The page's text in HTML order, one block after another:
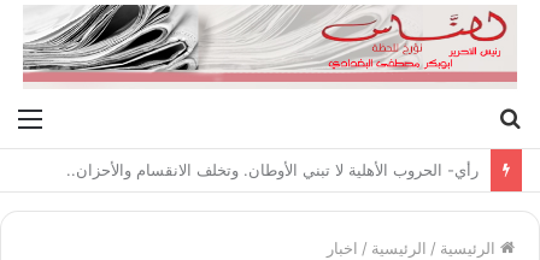
عن
رأي- الحروب الأهلية لا تبني الأوطان. وتخلف الانقسام والأحزان..
الرئيسية / الرئيسية / اخبار